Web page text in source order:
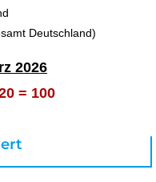
Deutschland)
2026
= 100